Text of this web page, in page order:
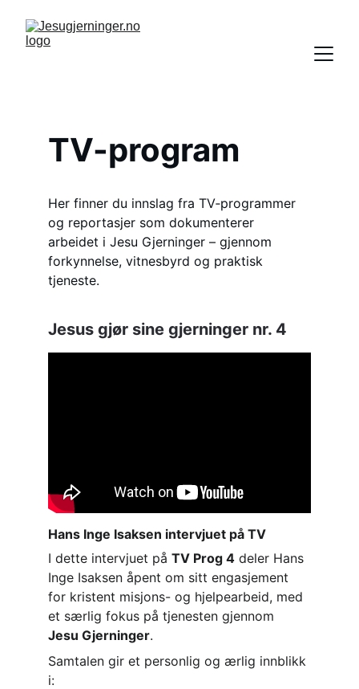
TV-program
Her finner du innslag fra TV‑programmer
og reportasjer som dokumenterer
arbeidet i Jesu Gjerninger – gjennom
forkynnelse, vitnesbyrd og praktisk
tjeneste.
Hans Inge Isaksen intervjuet på TV
I dette intervjuet på TV Prog 4 deler Hans
Inge Isaksen åpent om sitt engasjement
for kristent misjons- og hjelpearbeid, med
et særlig fokus på tjenesten gjennom
Jesu Gjerninger.
Samtalen gir et personlig og ærlig innblikk
i:
Jesus gjør sine gjerninger nr. 4